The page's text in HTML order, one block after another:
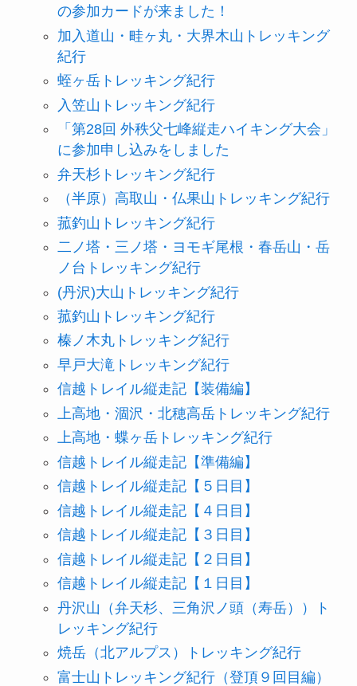
の参加カードが来ました！
加入道山・畦ヶ丸・大界木山トレッキング
紀行
蛭ヶ岳トレッキング紀行
入笠山トレッキング紀行
「第28回 外秩父七峰縦走ハイキング大会」
に参加申し込みをしました
弁天杉トレッキング紀行
（半原）高取山・仏果山トレッキング紀行
菰釣山トレッキング紀行
二ノ塔・三ノ塔・ヨモギ尾根・春岳山・岳
ノ台トレッキング紀行
(丹沢)大山トレッキング紀行
菰釣山トレッキング紀行
榛ノ木丸トレッキング紀行
早戸大滝トレッキング紀行
信越トレイル縦走記【装備編】
上高地・涸沢・北穂高岳トレッキング紀行
上高地・蝶ヶ岳トレッキング紀行
信越トレイル縦走記【準備編】
信越トレイル縦走記【５日目】
信越トレイル縦走記【４日目】
信越トレイル縦走記【３日目】
信越トレイル縦走記【２日目】
信越トレイル縦走記【１日目】
丹沢山（弁天杉、三角沢ノ頭（寿岳））ト
レッキング紀行
焼岳（北アルプス）トレッキング紀行
富士山トレッキング紀行（登頂９回目編）